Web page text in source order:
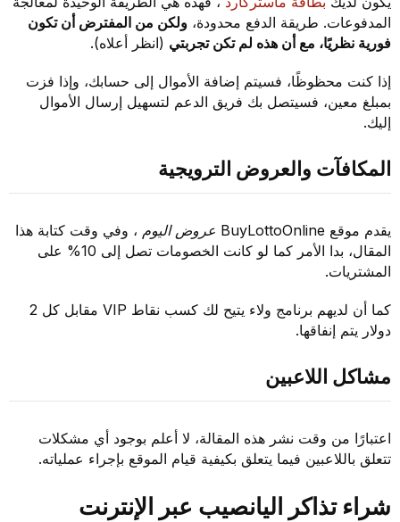
المدفوعات. طريقة الدفع محدودة،ولكن من المفترض أن تكون
فورية نظريًا، مع أن هذه لم تكن تجربتي (انظر أعلاه).
إذا كنت محظوظًا، فسيتم إضافة الأموال إلى حسابك، وإذا فزت
بمبلغ معين، فسيتصل بك فريق الدعم لتسهيل إرسال الأموال
إليك.
المكافآت والعروض الترويجية
يقدم موقع BuyLottoOnline عروض اليوم، وفي وقت كتابة هذا
المقال، بدا الأمر كما لو كانت الخصومات تصل إلى 10% على
المشتريات.
كما أن لديهم برنامج ولاء يتيح لك كسب نقاط VIP مقابل كل 2
دولار يتم إنفاقها.
مشاكل اللاعبين
اعتبارًا من وقت نشر هذه المقالة، لا أعلم بوجود أي مشكلات
تتعلق باللاعبين فيما يتعلق بكيفية قيام الموقع بإجراء عملياته.
شراء تذاكر اليانصيب عبر الإنترنت